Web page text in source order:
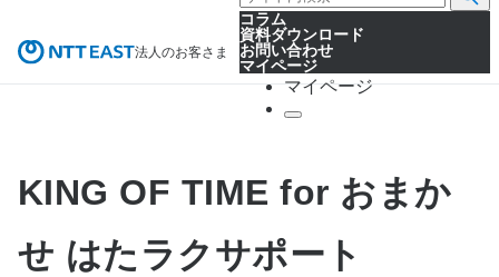
法人のお客さま
コラム
資料ダウンロード
お問い合わせ
マイページ
マイページ
KING OF TIME for おまか
せ はたラクサポート